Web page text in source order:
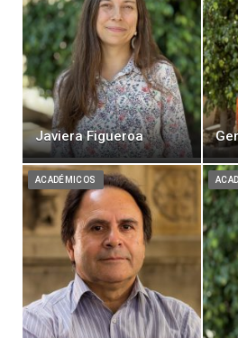
Javiera Figueroa
ACADÉMICOS